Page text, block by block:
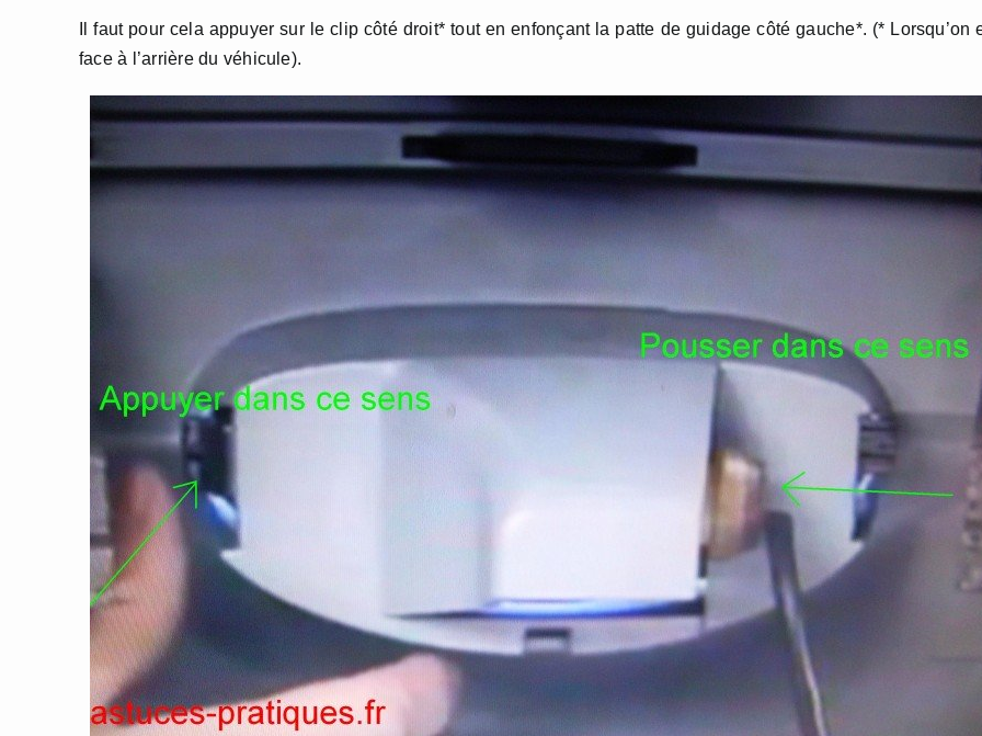
Il faut pour cela appuyer sur le clip côté droit* tout en enfonçant la patte de guidage côté gauche*. (* Lorsqu’on
face à l’arrière du véhicule).